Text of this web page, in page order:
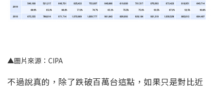
▲圖片來源：CIPA
不過說真的，除了跌破百萬台這點，如果只是對比近